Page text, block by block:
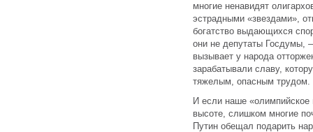
многие ненавидят
эстрадными «звездами»,
богатство выдающихся
они не депутаты Госдумы,
вызывает у народа
зарабатывали славу,
тяжелым, опасным трудом.
И если наше «олимпийское
высоте, слишком многие
Путин обещал подарить